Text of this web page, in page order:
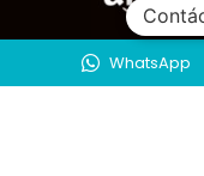
WhatsApp